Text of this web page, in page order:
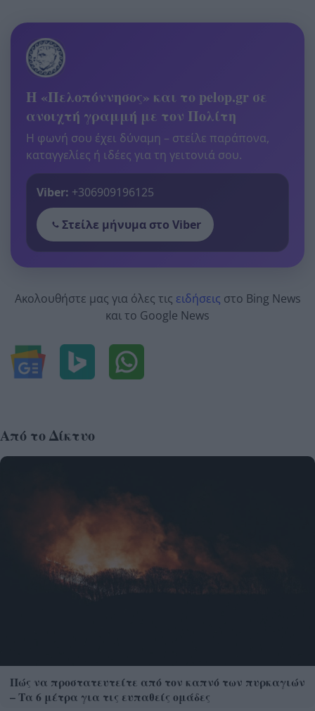
Η «Πελοπόννησος» και το pelop.gr σε
ανοιχτή γραμμή με τον Πολίτη
Η φωνή σου έχει δύναμη – στείλε παράπονα,
καταγγελίες ή ιδέες για τη γειτονιά σου.
Viber: +306909196125
Στείλε μήνυμα στο Viber
Ακολουθήστε μας για όλες τις ειδήσεις στο Bing News
και το Google News
Από το Δίκτυο
Πώς να προστατευτείτε από τον καπνό των πυρκαγιών
– Τα 6 μέτρα για τις ευπαθείς ομάδες